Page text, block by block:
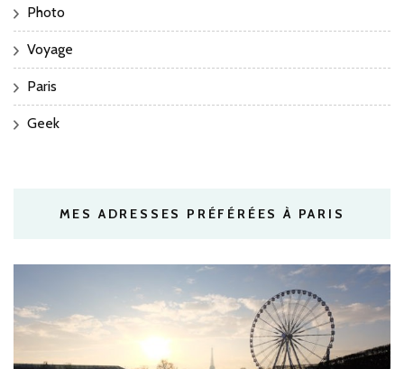
Photo
Voyage
Paris
Geek
MES ADRESSES PRÉFÉRÉES À PARIS